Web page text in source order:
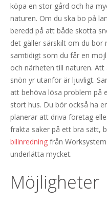
köpa en stor gård och ha
naturen. Om du ska bo på
beredd på att både skotta
det gäller särskilt om du bor
samtidigt som du får en
och närheten till naturen.
snön yr utanför är ljuvligt.
att behöva lösa problem på
stort hus. Du bör också ha
planerar att driva företag
frakta saker på ett bra sätt,
bilinredning från
underlätta mycket.
Möjligheter